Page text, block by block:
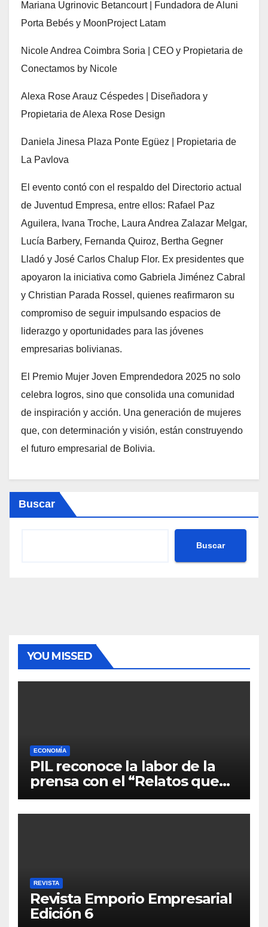
Mariana Ugrinovic Betancourt | Fundadora de Aluni
Porta Bebés y MoonProject Latam
Nicole Andrea Coimbra Soria | CEO y Propietaria de
Conectamos by Nicole
Alexa Rose Arauz Céspedes | Diseñadora y
Propietaria de Alexa Rose Design
Daniela Jinesa Plaza Ponte Egüez | Propietaria de
La Pavlova
El evento contó con el respaldo del Directorio actual
de Juventud Empresa, entre ellos: Rafael Paz
Aguilera, Ivana Troche, Laura Andrea Zalazar Melgar,
Lucía Barbery, Fernanda Quiroz, Bertha Gegner
Lladó y José Carlos Chalup Flor. Ex presidentes que
apoyaron la iniciativa como Gabriela Jiménez Cabral
y Christian Parada Rossel, quienes reafirmaron su
compromiso de seguir impulsando espacios de
liderazgo y oportunidades para las jóvenes
empresarias bolivianas.
El Premio Mujer Joven Emprendedora 2025 no solo
celebra logros, sino que consolida una comunidad
de inspiración y acción. Una generación de mujeres
que, con determinación y visión, están construyendo
el futuro empresarial de Bolivia.
Buscar
Buscar
YOU MISSED
ECONOMÍA
PIL reconoce la labor de la
prensa con el “Relatos que
alimentan Bolivia”
REVISTA
Revista Emporio Empresarial
Edición 6